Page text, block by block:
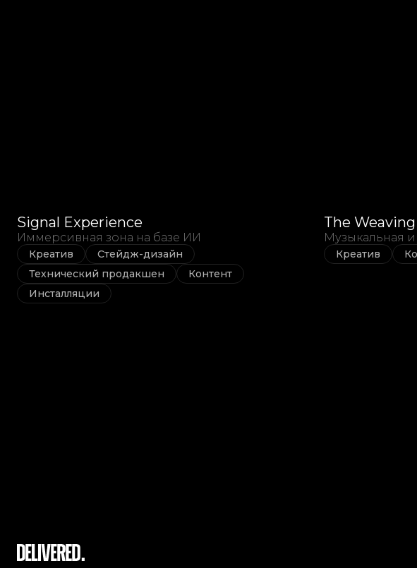
Signal Experience
Иммерсивная зона на базе ИИ
Креатив
Стейдж-дизайн
Технический продакшен
Контент
Инсталляции
The Weaving
Музыкальная
Креатив